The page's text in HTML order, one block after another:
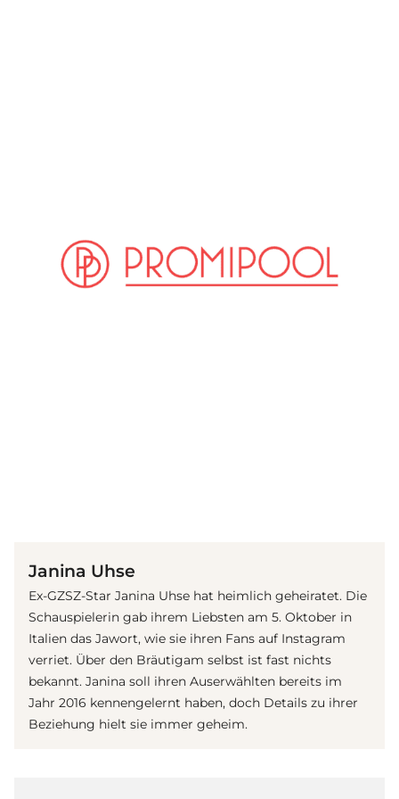
Janina Uhse
Ex-GZSZ-Star Janina Uhse hat heimlich geheiratet. Die
Schauspielerin gab ihrem Liebsten am 5. Oktober in
Italien das Jawort, wie sie ihren Fans auf Instagram
verriet. Über den Bräutigam selbst ist fast nichts
bekannt. Janina soll ihren Auserwählten bereits im
Jahr 2016 kennengelernt haben, doch Details zu ihrer
Beziehung hielt sie immer geheim.